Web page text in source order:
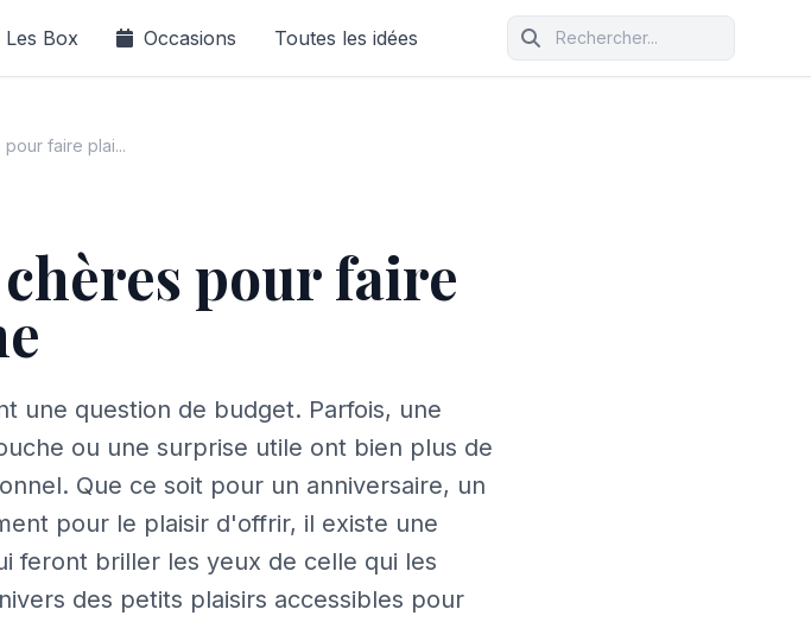
Les Box Occasions Toutes les idées
faire plai...
pour faire
une question de budget. Parfois, une
ou une surprise utile ont bien plus de
Que ce soit pour un anniversaire, un
pour le plaisir d'offrir, il existe une
feront briller les yeux de celle qui les
des petits plaisirs accessibles pour